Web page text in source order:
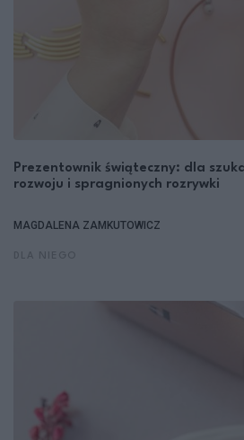
Prezentownik świąteczny: dla
rozwoju i spragnionych rozrywki
MAGDALENA ZAMKUTOWICZ